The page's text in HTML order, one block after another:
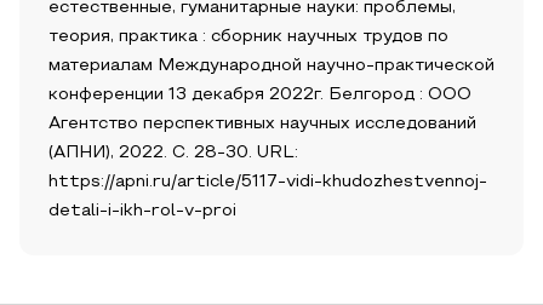
естественные, гуманитарные науки: проблемы,
теория, практика : сборник научных трудов по
материалам Международной научно-практической
конференции 13 декабря 2022г. Белгород : ООО
Агентство перспективных научных исследований
(АПНИ), 2022. С. 28-30. URL:
https://apni.ru/article/5117-vidi-khudozhestvennoj-
detali-i-ikh-rol-v-proi